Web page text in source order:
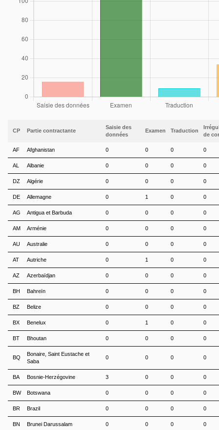
CP Partie contractante
Saisie des
données
Examen Traduction
de
AF Afghanistan 0 0 0 0
AL Albanie 0 0 0 0
DZ Algérie 0 0 0 0
DE Allemagne 0 1 0 0
AG Antigua et Barbuda 0 0 0 0
AM Arménie 0 0 0 0
AU Australie 0 0 0 0
AT Autriche 0 1 0 0
AZ Azerbaïdjan 0 0 0 0
BH Bahreïn 0 0 0 0
BZ Belize 0 0 0 0
BX Benelux 0 1 0 0
BT Bhoutan 0 0 0 0
BQ
Bonaire, Saint Eustache et
Saba
0 0 0 0
BA Bosnie-Herzégovine 3 0 0 0
BW Botswana 0 0 0 0
BR Brazil 0 0 0 0
BN Brunei Darussalam 0 0 0 0